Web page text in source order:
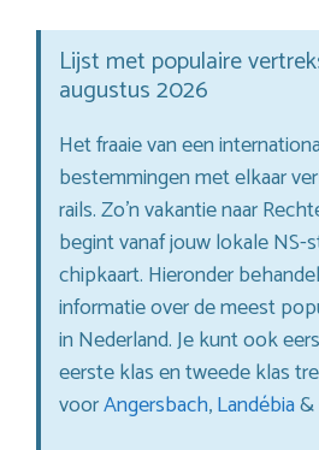
Lijst met populaire
augustus 2026
Het fraaie van een
bestemmingen met elkaar
rails. Zo’n vakantie naar
begint vanaf jouw lokale
chipkaart. Hieronder
informatie over de meest
in Nederland. Je kunt ook
eerste klas en tweede klas
voorAngersbach,Landébia&